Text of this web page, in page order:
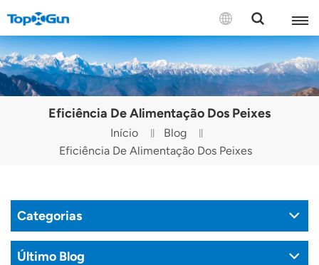
CONTACTE-NOS
English
Español
Русский
Eficiência De Alimentação Dos Peixes
Início
Blog
Eficiência De Alimentação Dos Peixes
Categorias
Último Blog